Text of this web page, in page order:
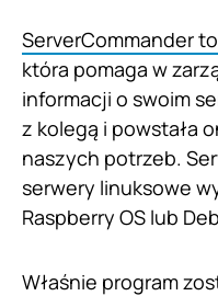
ServerCommander
która pomaga w
informacji o swoim
z kolegą i powstała
naszych potrzeb.
serwery linuksowe
Raspberry OS lub
Właśnie program